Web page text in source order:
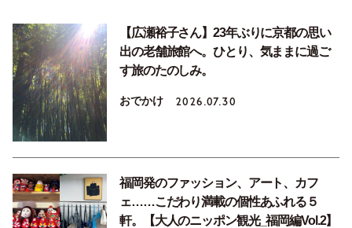
【広瀬裕子さん】23年ぶりに京都の思い
出の老舗旅館へ。ひとり、気ままに過ご
す旅のたのしみ。
おでかけ 2026.07.30
福岡発のファッション、アート、カフ
ェ……こだわり満載の個性あふれる５
軒。【大人のニッポン観光_福岡編Vol.2】